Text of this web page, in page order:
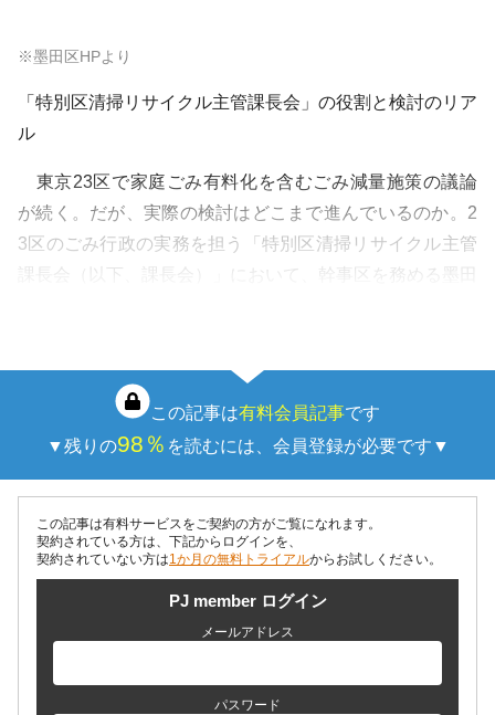
※墨田区HPより
「特別区清掃リサイクル主管課長会」の役割と検討のリア
ル
東京23区で家庭ごみ有料化を含むごみ減量施策の議論
が続く。だが、実際の検討はどこまで進んでいるのか。2
3区のごみ行政の実務を担う「特別区清掃リサイクル主管
課長会（以下、課長会）」において、幹事区を務める墨田
この記事は有料会員記事です
▼残りの98％ を読むには、会員登録が必要です▼
この記事は有料サービスをご契約の方がご覧になれます。
契約されている方は、下記からログインを、
契約されていない方は1か月の無料トライアルからお試しください。
PJ member ログイン
メールアドレス
パスワード